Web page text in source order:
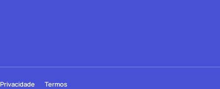
Privacidade Termos